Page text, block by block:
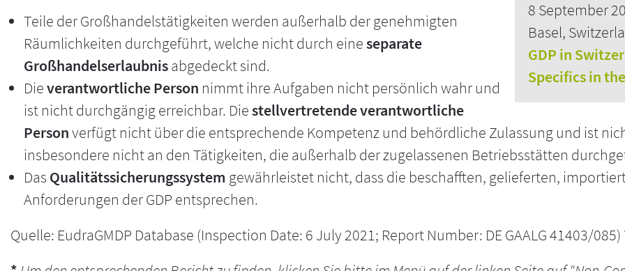
8 September
Basel,
GDP in
Specifics in
Teile der Großhandelstätigkeiten werden außerhalb der genehmigten
Räumlichkeiten durchgeführt, welche nicht durch eineseparate
Großhandelserlaubnisabgedeckt sind.
Dieverantwortliche Person nimmt ihre Aufgaben nicht persönlich wahr und
ist nicht durchgängig erreichbar. Diestellvertretende verantwortliche
Personverfügt nicht über die entsprechende Kompetenz und behördliche Zulassung und ist
insbesondere nicht an den Tätigkeiten, die außerhalb der zugelassenen Betriebsstätten
Das Qualitätssicherungssystem gewährleistet nicht, dass die beschafften, gelieferten,
Anforderungen der GDP entsprechen.
Quelle: EudraGMDP Database (Inspection Date: 6 July 2021; Report Number: DE GAALG 41403/085)